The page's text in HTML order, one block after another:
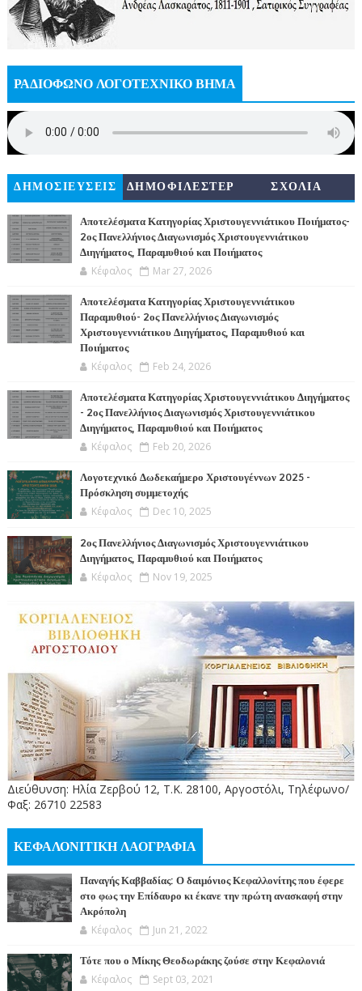
ΡΑΔΙΟΦΩΝΟ ΛΟΓΟΤΕΧΝΙΚΟ ΒΗΜΑ
ΔΗΜΟΣΙΕΥΣΕΙΣ
ΔΗΜΟΦΙΛΕΣΤΕΡ
ΣΧΟΛΙΑ
Αποτελέσματα Κατηγορίας Χριστουγεννιάτικου Ποιήματος-
2ος Πανελλήνιος Διαγωνισμός Χριστουγεννιάτικου
Διηγήματος, Παραμυθιού και Ποιήματος
Κέφαλος Mar 27, 2026
Αποτελέσματα Κατηγορίας Χριστουγεννιάτικου
Παραμυθιού- 2ος Πανελλήνιος Διαγωνισμός
Χριστουγεννιάτικου Διηγήματος, Παραμυθιού και
Ποιήματος
Κέφαλος Feb 24, 2026
Αποτελέσματα Κατηγορίας Χριστουγεννιάτικου Διηγήματος
- 2ος Πανελλήνιος Διαγωνισμός Χριστουγεννιάτικου
Διηγήματος, Παραμυθιού και Ποιήματος
Κέφαλος Feb 20, 2026
Λογοτεχνικό Δωδεκαήμερο Χριστουγέννων 2025 -
Πρόσκληση συμμετοχής
Κέφαλος Dec 10, 2025
2ος Πανελλήνιος Διαγωνισμός Χριστουγεννιάτικου
Διηγήματος, Παραμυθιού και Ποιήματος
Κέφαλος Nov 19, 2025
Διεύθυνση: Ηλία Ζερβού 12, Τ.Κ. 28100, Αργοστόλι, Τηλέφωνο/
Φαξ: 26710 22583
ΚΕΦΑΛΟΝΙΤΙΚΗ ΛΑΟΓΡΑΦΙΑ
Παναγής Καββαδίας: Ο δαιμόνιος Κεφαλλονίτης που έφερε
στο φως την Επίδαυρο κι έκανε την πρώτη ανασκαφή στην
Ακρόπολη
Κέφαλος Jun 21, 2022
Τότε που ο Μίκης Θεοδωράκης ζούσε στην Κεφαλονιά
Κέφαλος Sept 03, 2021